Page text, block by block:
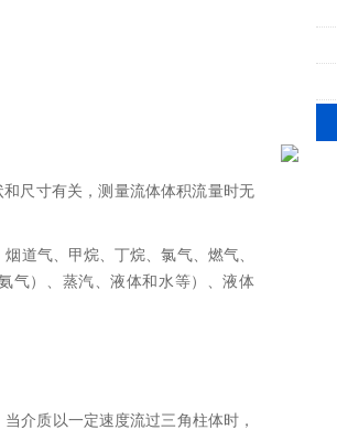
尺寸有关，测量流体体积流量时无
道气、甲烷、丁烷、氯气、燃气、
气）、蒸汽、液体和水等）、液体
介质以一定速度流过三角柱体时，